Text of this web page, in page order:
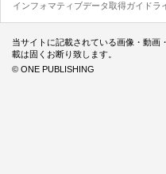
インフォマティブデータ取得ガイドラ
当サイトに記載されている画像・動画
載は固くお断り致します。
© ONE PUBLISHING